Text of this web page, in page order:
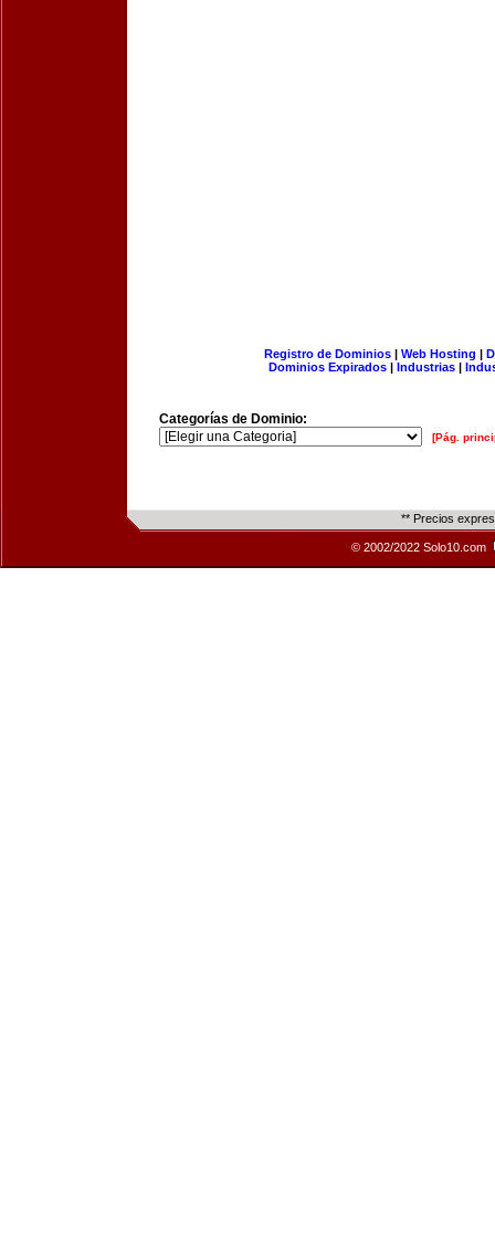
Registro de Dominios| Web Hosting |
Dominios Expirados | Industrias |
Categorías de Dominio:
[Pág.
** Precios
© 2002/2022 Solo10.com